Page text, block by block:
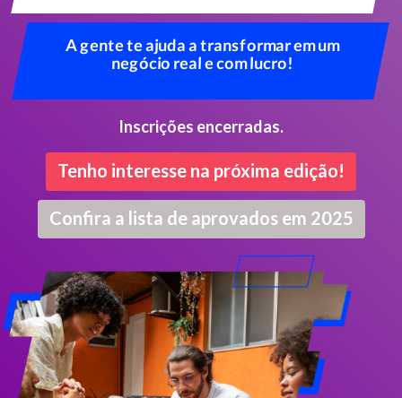
A gente te ajuda a transformar em um
negócio real e com lucro!
Inscrições encerradas.
Tenho interesse na próxima edição!
Confira a lista de aprovados em 2025